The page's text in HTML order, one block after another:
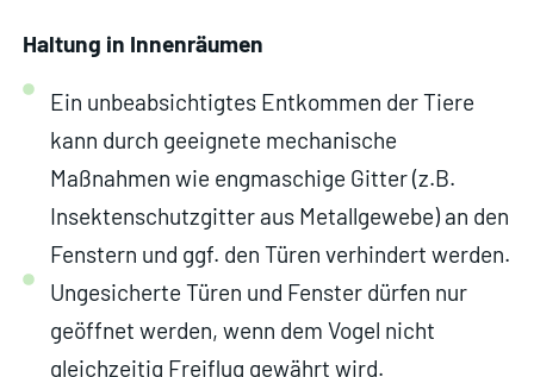
Haltung in Innenräumen
Ein unbeabsichtigtes Entkommen der Tiere
kann durch geeignete mechanische
Maßnahmen wie engmaschige Gitter (z.B.
Insektenschutzgitter aus Metallgewebe) an den
Fenstern und ggf. den Türen verhindert werden.
Ungesicherte Türen und Fenster dürfen nur
geöffnet werden, wenn dem Vogel nicht
gleichzeitig Freiflug gewährt wird.